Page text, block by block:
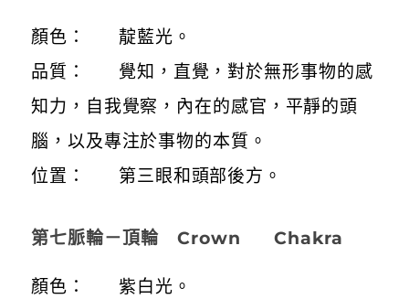
顏色： 靛藍光。
品質： 覺知，直覺，對於無形事物的感
知力，自我覺察，內在的感官，平靜的頭
腦，以及專注於事物的本質。
位置： 第三眼和頭部後方。
第七脈輪－頂輪 Crown Chakra
顏色： 紫白光。